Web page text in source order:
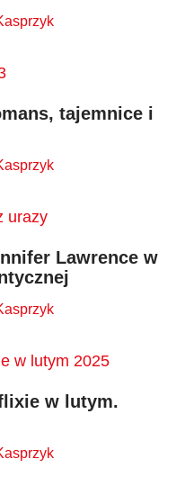
tajemnice i
Lawrence w
w lutym.